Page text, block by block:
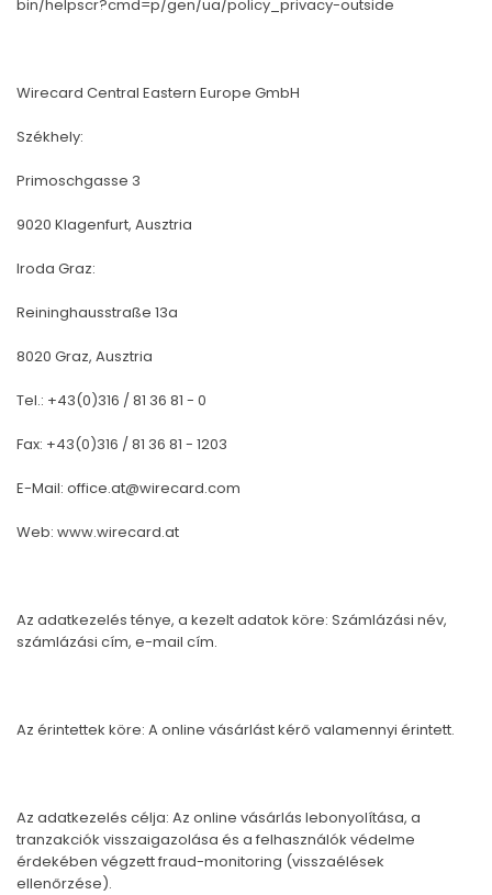
bin/helpscr?cmd=p/gen/ua/policy_privacy-outside
Wirecard Central Eastern Europe GmbH
Székhely:
Primoschgasse 3
9020 Klagenfurt, Ausztria
Iroda Graz:
Reininghausstraße 13a
8020 Graz, Ausztria
Tel.: +43(0)316 / 81 36 81 - 0
Fax: +43(0)316 / 81 36 81 - 1203
E-Mail: office.at@wirecard.com
Web: www.wirecard.at
Az adatkezelés ténye, a kezelt adatok köre: Számlázási név,
számlázási cím, e-mail cím.
Az érintettek köre: A online vásárlást kérő valamennyi érintett.
Az adatkezelés célja: Az online vásárlás lebonyolítása, a
tranzakciók visszaigazolása és a felhasználók védelme
érdekében végzett fraud-monitoring (visszaélések
ellenőrzése).